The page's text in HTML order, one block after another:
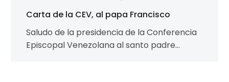
Carta de la CEV, al papa Francisco
Saludo de la presidencia de la Conferencia
Episcopal Venezolana al santo padre